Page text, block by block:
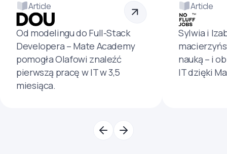
Article
Od modelingu do Full-Stack
Developera – Mate Academy
pomogła Olafowi znaleźć
pierwszą pracę w IT w 3,5
miesiąca.
Article
Sylwia i
nauką – i
IT dzięki